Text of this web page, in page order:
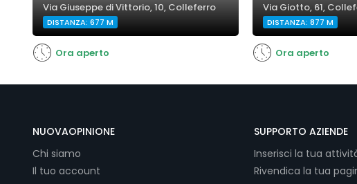
Via Giuseppe di Vittorio, 10, Colleferro
DISTANZA: 677 M
Ora aperto
Via Giotto, 61,
DISTANZA: 877 M
Ora aperto
NUOVAOPINIONE
Chi siamo
Il tuo account
SUPPORTO AZIENDE
Inserisci la tua
Rivendica la tua